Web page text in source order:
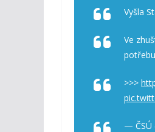
Vyšla
Ve
>>>
— ČSÚ